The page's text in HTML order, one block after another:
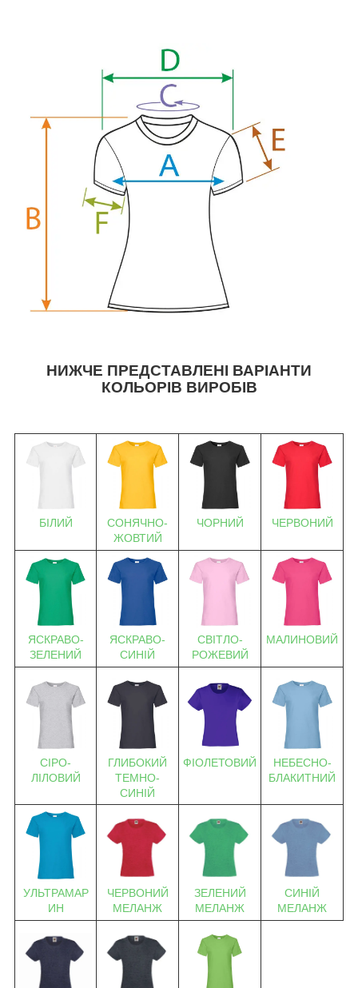
НИЖЧЕ ПРЕДСТАВЛЕНІ ВАРІАНТИ
КОЛЬОРІВ ВИРОБІВ
БІЛИЙ
СОНЯЧНО-
ЖОВТИЙ
ЧОРНИЙ ЧЕРВОНИЙ
ЯСКРАВО-
ЗЕЛЕНИЙ
ЯСКРАВО-
СИНІЙ
СВІТЛО-
РОЖЕВИЙ
МАЛИНОВИЙ
СІРО-
ЛІЛОВИЙ
ГЛИБОКИЙ
ТЕМНО-
СИНІЙ
ФІОЛЕТОВИЙ
НЕБЕСНО-
БЛАКИТНИЙ
УЛЬТРАМАР
ИН
ЧЕРВОНИЙ
МЕЛАНЖ
ЗЕЛЕНИЙ
МЕЛАНЖ
СИНІЙ
МЕЛАНЖ